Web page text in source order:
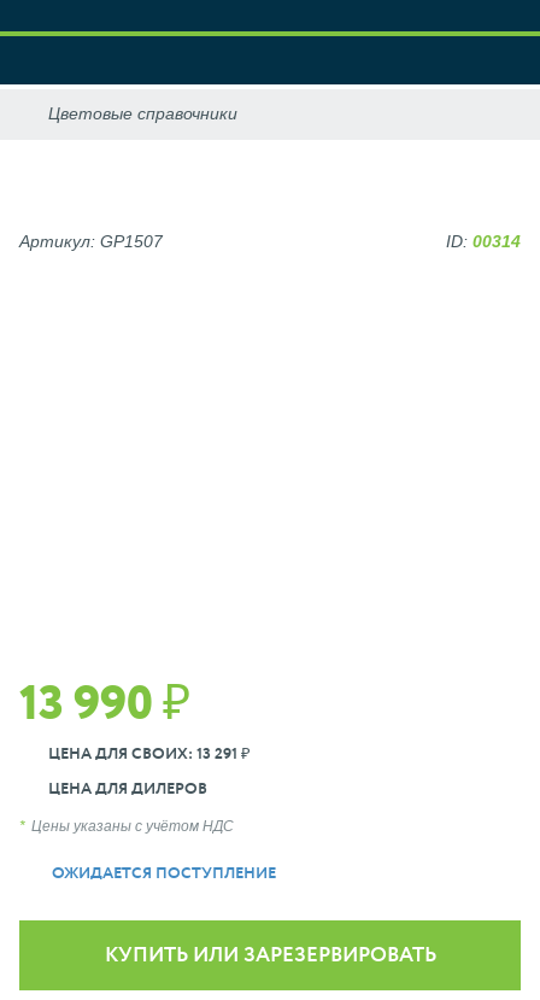
13 990 ₽
ЦЕНА ДЛЯ СВОИХ: 13 291 ₽
ЦЕНА ДЛЯ ДИЛЕРОВ
Цены указаны с учётом НДС
ОЖИДАЕТСЯ ПОСТУПЛЕНИЕ
Артикул: GP1507 ID: 00314
КУПИТЬ ИЛИ ЗАРЕЗЕРВИРОВАТЬ